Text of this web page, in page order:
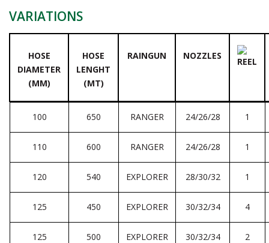
VARIATIONS
HOSE
DIAMETER
(MM)
HOSE
LENGHT
(MT)
RAINGUN NOZZLES
100 650 RANGER 24/26/28 1
110 600 RANGER 24/26/28 1
120 540 EXPLORER 28/30/32 1
125 450 EXPLORER 30/32/34 4
125 500 EXPLORER 30/32/34 2